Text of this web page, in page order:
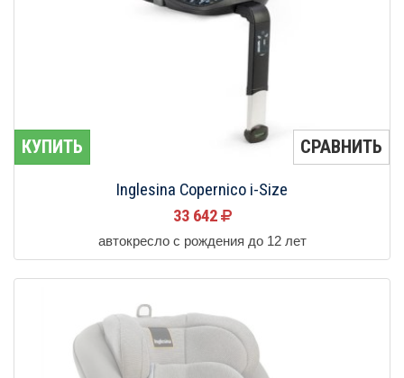
КУПИТЬ СРАВНИТЬ
Inglesina Copernico i-Size
33 642
автокресло с рождения до 12 лет